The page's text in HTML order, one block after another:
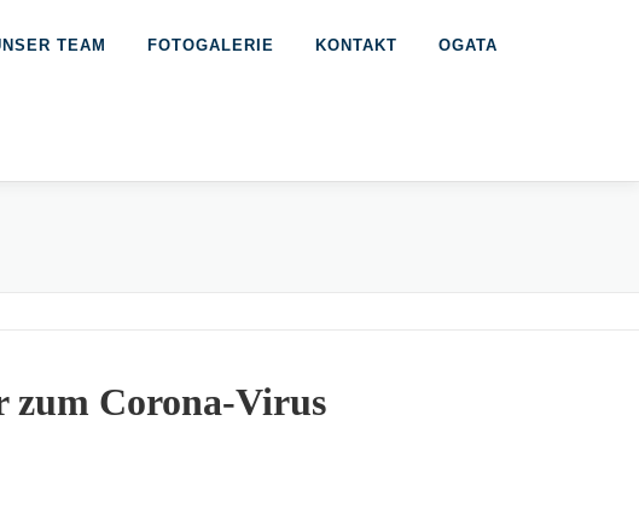
TEAM FOTOGALERIE KONTAKT OGATA
zum Corona-Virus